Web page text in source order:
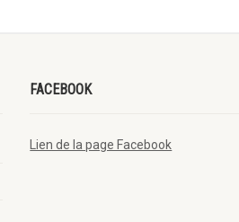
FACEBOOK
Lien de la page Facebook